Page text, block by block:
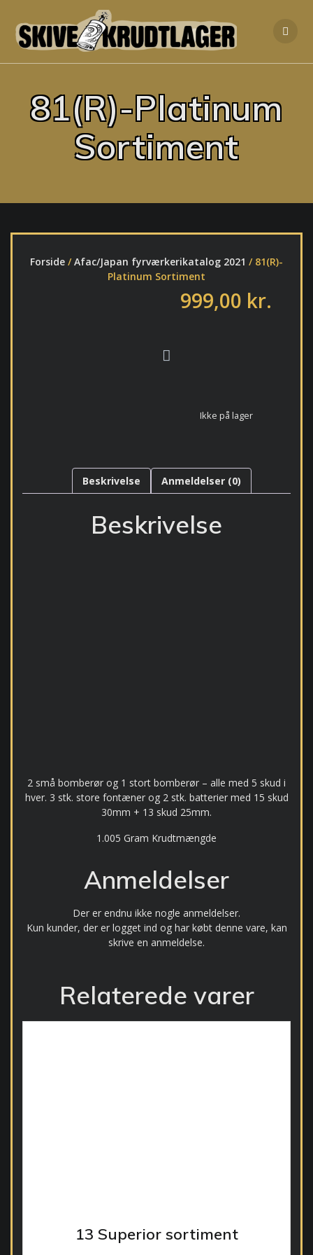
to
content
81(R)-Platinum
Sortiment
Forside /Afac/Japan fyrværkerikatalog 2021 / 81(R)-
Platinum Sortiment
999,00 kr.
Ikke på lager
Beskrivelse Anmeldelser (0)
Beskrivelse
2 små bomberør og 1 stort bomberør – alle med 5 skud i
hver. 3 stk. store fontæner og 2 stk. batterier med 15 skud
30mm + 13 skud 25mm.
1.005 Gram Krudtmængde
Anmeldelser
Der er endnu ikke nogle anmeldelser.
Kun kunder, der er logget ind og har købt denne vare, kan
skrive en anmeldelse.
Relaterede varer
13 Superior sortiment